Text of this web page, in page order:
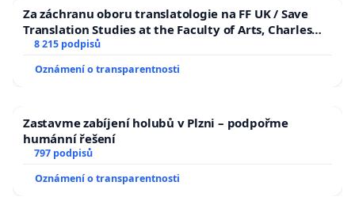
Za záchranu oboru translatologie na FF UK / Save
Translation Studies at the Faculty of Arts, Charles
University
8 215 podpisů
Oznámení o transparentnosti
Zastavme zabíjení holubů v Plzni – podpořme
humánní řešení
797 podpisů
Oznámení o transparentnosti